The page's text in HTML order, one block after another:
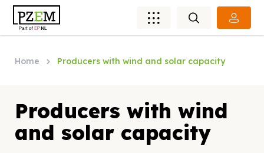
Home Producers with wind and solar capacity
Producers with wind
and solar capacity